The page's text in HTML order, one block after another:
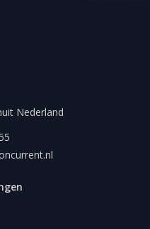
Nederland